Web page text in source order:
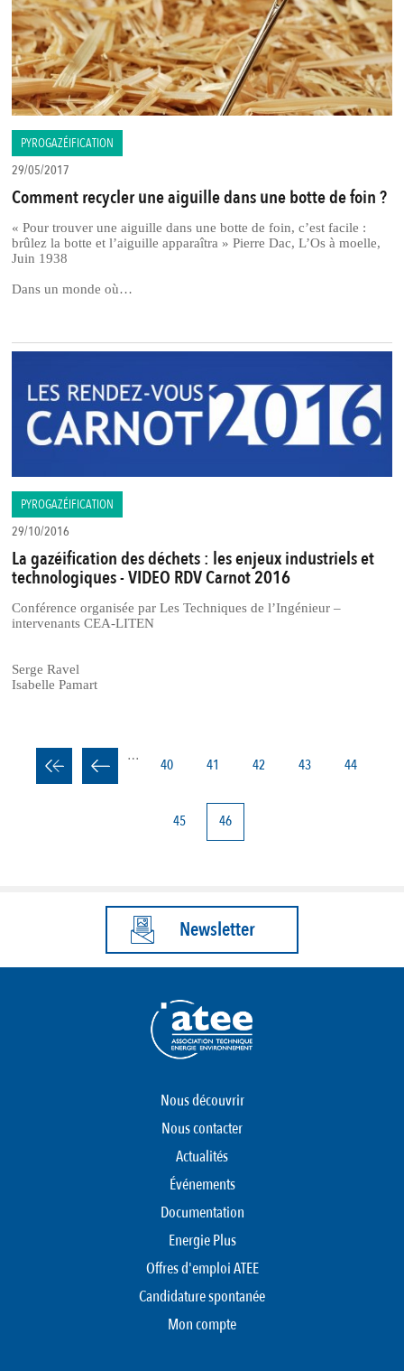
PYROGAZÉIFICATION
29/05/2017
Comment recycler une aiguille dans une botte de foin ?
« Pour trouver une aiguille dans une botte de foin, c’est facile :
brûlez la botte et l’aiguille apparaîtra » Pierre Dac, L’Os à moelle,
Juin 1938
Dans un monde où…
PYROGAZÉIFICATION
29/10/2016
La gazéification des déchets : les enjeux industriels et
technologiques - VIDEO RDV Carnot 2016
Conférence organisée par Les Techniques de l’Ingénieur –
intervenants CEA-LITEN
Serge Ravel
Isabelle Pamart
PAGINATION …
Page
40 Page
41 Page
42 Page
43 Page
44
Page
45
Page
courante
46
Newsletter
Nous découvrir
Nous contacter
Actualités
Événements
Documentation
Energie Plus
Offres d'emploi ATEE
Candidature spontanée
Mon compte